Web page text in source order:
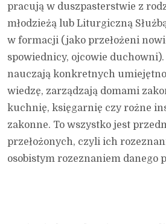
pracują w duszpasterstwie z
młodzieżą lub Liturgiczną
w formacji (jako przełożeni
spowiednicy, ojcowie duchowni).
nauczają konkretnych
wiedzę, zarządzają domami
kuchnię, księgarnię czy rożne
zakonne. To wszystko jest
przełożonych, czyli ich
osobistym rozeznaniem danego